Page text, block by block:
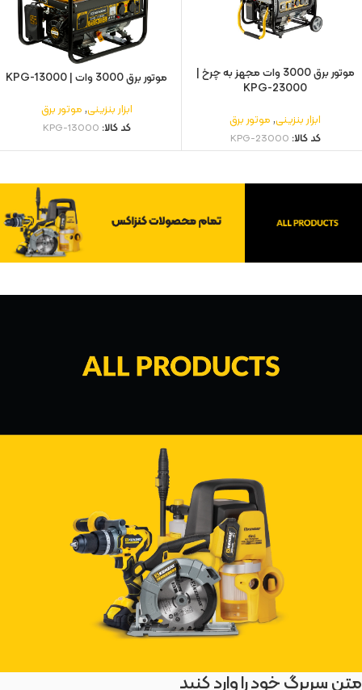
موتور برق 3000 وات مجهز به چرخ |
KPG-23000
ابزار بنزینی,موتور برق
کد کالا: KPG-23000
موتور برق 3000 وات | KPG-13000
ابزار بنزینی,موتور برق
کد کالا: KPG-13000
متن سربرگ خود را وارد کنید